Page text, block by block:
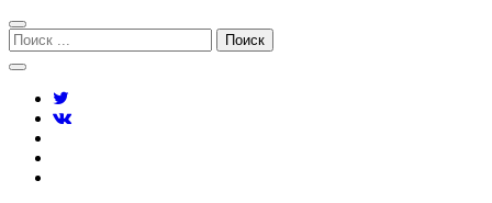
Перейти
к
навигации
Перейти
к
содержимому
Поиск: